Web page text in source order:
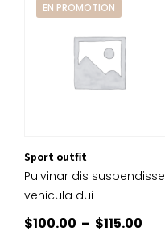
EN PROMOTION
Sport outfit
Pulvinar dis suspendisse
vehicula dui
$100.00 – $115.00